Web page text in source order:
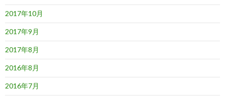
2017年10月
2017年9月
2017年8月
2016年8月
2016年7月